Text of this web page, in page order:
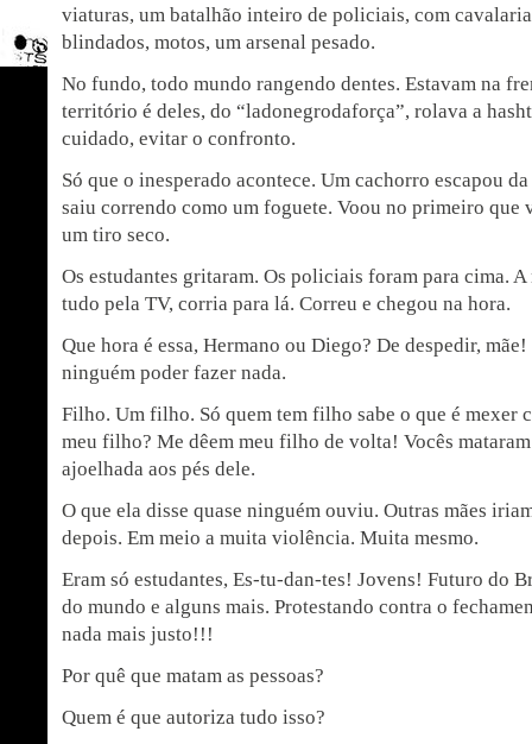
viaturas, um batalhão inteiro de policiais, com
blindados, motos, um arsenal pesado.
No fundo, todo mundo rangendo dentes. Estavam na
território é deles, do “ladonegrodaforça”, rolava a
cuidado, evitar o confronto.
Só que o inesperado acontece. Um cachorro escapou
saiu correndo como um foguete. Voou no primeiro que
um tiro seco.
Os estudantes gritaram. Os policiais foram para cima.
tudo pela TV, corria para lá. Correu e chegou na hora.
Que hora é essa, Hermano ou Diego? De despedir,
ninguém poder fazer nada.
Filho. Um filho. Só quem tem filho sabe o que é mexer
meu filho? Me dêem meu filho de volta! Vocês
ajoelhada aos pés dele.
O que ela disse quase ninguém ouviu. Outras mães
depois. Em meio a muita violência. Muita mesmo.
Eram só estudantes, Es-tu-dan-tes! Jovens! Futuro do
do mundo e alguns mais. Protestando contra o
nada mais justo!!!
Por quê que matam as pessoas?
Quem é que autoriza tudo isso?